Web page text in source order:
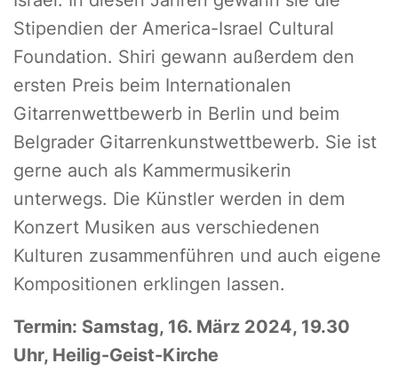
Stipendien der America-Israel Cultural
Foundation. Shiri gewann außerdem den
ersten Preis beim Internationalen
Gitarrenwettbewerb in Berlin und beim
Belgrader Gitarrenkunstwettbewerb. Sie ist
gerne auch als Kammermusikerin
unterwegs. Die Künstler werden in dem
Konzert Musiken aus verschiedenen
Kulturen zusammenführen und auch eigene
Kompositionen erklingen lassen.
Termin: Samstag, 16. März 2024, 19.30
Uhr, Heilig-Geist-Kirche